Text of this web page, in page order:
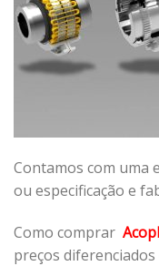
Contamos com uma
ou especificação e
Como comprar
preços